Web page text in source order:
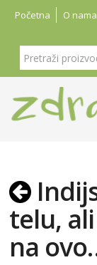
Početna O nama
telu,
na